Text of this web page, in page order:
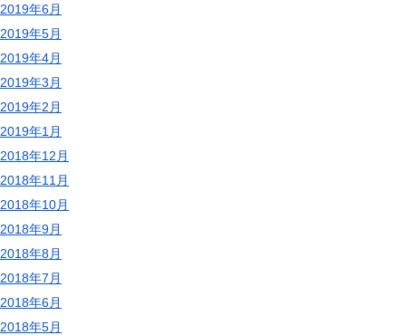
2019年6月
2019年5月
2019年4月
2019年3月
2019年2月
2019年1月
2018年12月
2018年11月
2018年10月
2018年9月
2018年8月
2018年7月
2018年6月
2018年5月